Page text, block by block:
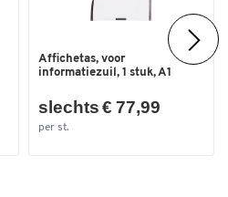
Affichetas, voor
informatiezuil, 1 stuk, A1
slechts € 77,99
per st.